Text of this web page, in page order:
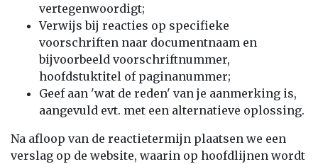
vertegenwoordigt;
Verwijs bij reacties op specifieke
voorschriften naar documentnaam en
bijvoorbeeld voorschriftnummer,
hoofdstuktitel of paginanummer;
Geef aan 'wat de reden' van je aanmerking is,
aangevuld evt. met een alternatieve oplossing.
Na afloop van de reactietermijn plaatsen we een
verslag op de website, waarin op hoofdlijnen wordt